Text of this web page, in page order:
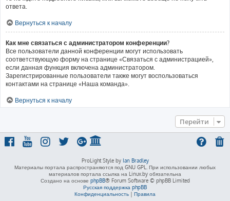
ответа.
Вернуться к началу
Как мне связаться с администратором конференции?
Все пользователи данной конференции могут использовать
соответствующую форму на странице «Связаться с администрацией»,
если данная функция включена администратором.
Зарегистрированные пользователи также могут воспользоваться
контактами на странице «Наша команда».
Вернуться к началу
Перейти
ProLight Style by Ian Bradley
Материалы портала распространяются под GNU GPL. При использовании любых
материалов портала ссылка на Linux.by обязательна
Создано на основе phpBB® Forum Software © phpBB Limited
Русская поддержка phpBB
Конфиденциальность | Правила